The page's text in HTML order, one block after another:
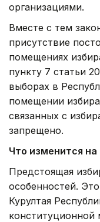
организациями.
Вместе с тем
присутствие
помещениях
пункту 7 статьи
выборах в
помещении
связанных с
запрещено.
Что изменится на
Предстоящая
особенностей.
Курултая
конституционной